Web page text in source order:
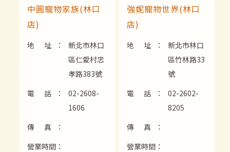
中圓寵物家族(林口
店)
地 址：
新北市林口
區仁愛村忠
孝路383號
電 話：
02-2608-
1606
傳 真：
營業時間：
強妮寵物世界(林口
店)
地 址：
新北市林口
區竹林路33
號
電 話：
02-2602-
8205
傳 真：
營業時間：